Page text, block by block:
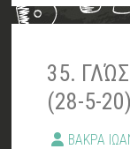
35.
(28-5-20)
ΒΑΚΡΑ